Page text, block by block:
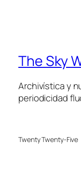
The Sky
Archivística y
periodicidad
Twenty Twenty-Five